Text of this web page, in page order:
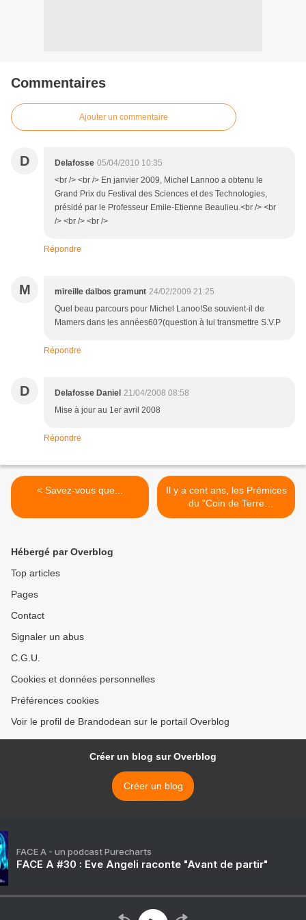
Commentaires
Ajouter un commentaire
D Delafosse 05/04/2010 10:35
<br /> <br /> En janvier 2009, Michel Lannoo a obtenu le
Grand Prix du Festival des Sciences et des Technologies,
présidé par le Professeur Emile-Etienne Beaulieu.<br /> <br
/> <br /> <br />
Répondre
M mireille dalbos gramunt 24/02/2009 21:25
Quel beau parcours pour Michel Lanoo!Se souvient-il de
Mamers dans les années60?(question à lui transmettre S.V.P
Répondre
D Delafosse Daniel 21/04/2008 08:58
Mise à jour au 1er avril 2008
Répondre
< Savez-vous que...
Il y a cent ans, les Prémices
du "Coin de Terre
Halluinois". >
Hébergé par Overblog
Top articles
Pages
Contact
Signaler un abus
C.G.U.
Cookies et données personnelles
Préférences cookies
Voir le profil de Brandodean sur le portail Overblog
Créer un blog sur Overblog
Créer un blog
FACE A - un podcast Purecharts
FACE A #30 : Eve Angeli raconte "Avant de partir"